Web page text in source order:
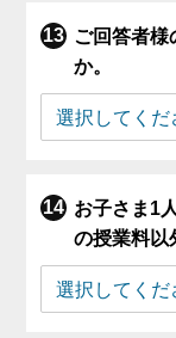
ご回答者様
か。
お子さま1
の授業料以